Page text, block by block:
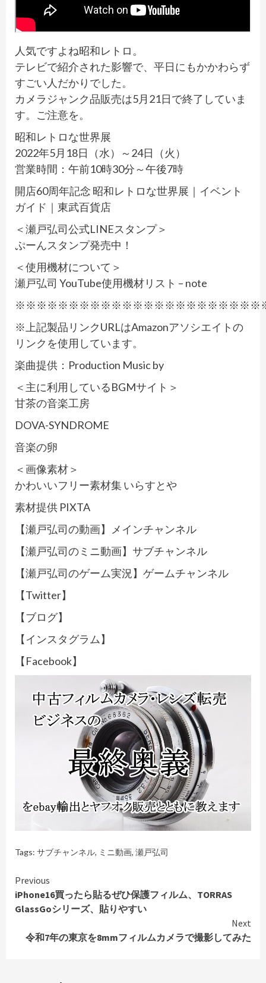
人気ですよね昭和レトロ。
テレビで紹介された影響で、平日にもかかわらず
すごい人だかりでした。
カメラジャンク品販売は5月21日で終了していま
す。ご注意を。
昭和レトロな世界展
2022年5月18日（水）～24日（火）
営業時間：午前10時30分～午後7時
開店60周年記念 昭和レトロな世界展｜イベント
ガイド｜東武百貨店
＜瀬戸弘司公式LINEスタンプ＞
ぷーんスタンプ発売中！
＜使用機材について＞
瀬戸弘司 YouTube使用機材リスト – note
※上記製品リンクURLはAmazonアソシエイトの
リンクを使用しています。
楽曲提供：Production Music by
＜主に利用しているBGMサイト＞
甘茶の音楽工房
DOVA-SYNDROME
音楽の卵
＜画像素材＞
かわいいフリー素材集 いらすとや
素材提供 PIXTA
【瀬戸弘司の動画】メインチャンネル
【瀬戸弘司のミニ動画】サブチャンネル
【瀬戸弘司のゲーム実況】ゲームチャンネル
【Twitter】
【ブログ】
【インスタグラム】
【Facebook】
Tags: サブチャンネル, ミニ動画, 瀬戸弘司
Continue
Reading
Previous
iPhone16買ったら貼るぜひ保護フィルム、TORRAS
GlassGoシリーズ、貼りやすい
Next
令和7年の東京を8mmフィルムカメラで撮影してみた